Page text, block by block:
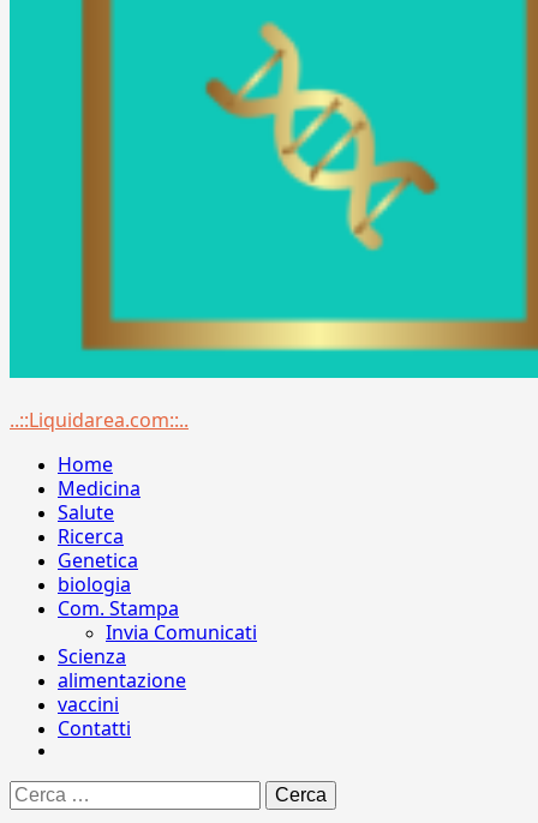
Menu
..::Liquidarea.com::..
Home
Medicina
Salute
Ricerca
Genetica
biologia
Com. Stampa
Invia Comunicati
Scienza
alimentazione
vaccini
Contatti
Ricerca
per: